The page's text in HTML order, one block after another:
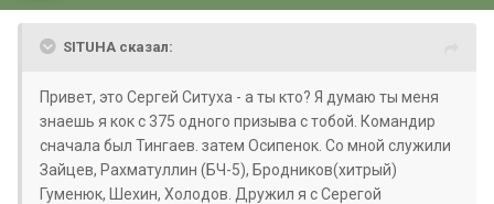
SITUHA сказал:
Привет, это Сергей Ситуха - а ты кто? Я думаю ты меня
знаешь я кок с 375 одного призыва с тобой. Командир
сначала был Тингаев. затем Осипенок. Со мной служили
Зайцев, Рахматуллин (БЧ-5), Бродников(хитрый)
Гуменюк, Шехин, Холодов. Дружил я с Серегой